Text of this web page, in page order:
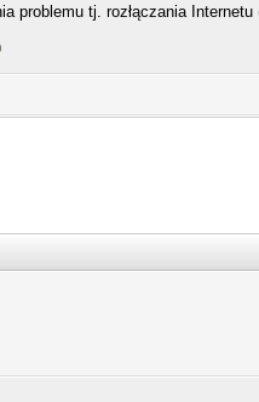
tj. rozłączania Internetu